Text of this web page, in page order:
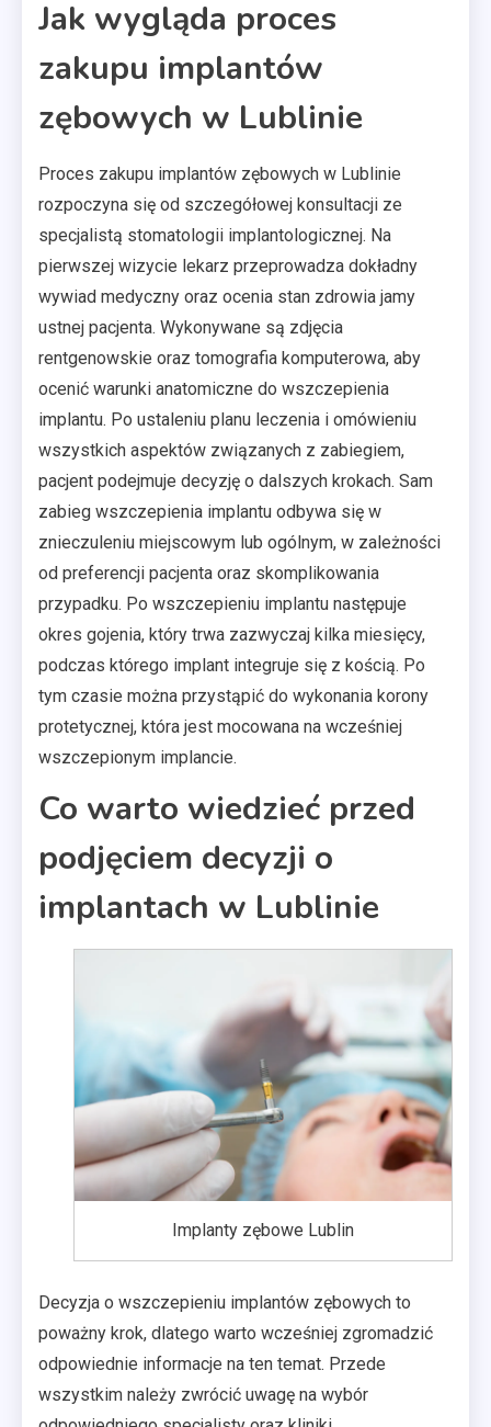
Jak wygląda proces
zakupu implantów
zębowych w Lublinie
Proces zakupu implantów zębowych w Lublinie
rozpoczyna się od szczegółowej konsultacji ze
specjalistą stomatologii implantologicznej. Na
pierwszej wizycie lekarz przeprowadza dokładny
wywiad medyczny oraz ocenia stan zdrowia jamy
ustnej pacjenta. Wykonywane są zdjęcia
rentgenowskie oraz tomografia komputerowa, aby
ocenić warunki anatomiczne do wszczepienia
implantu. Po ustaleniu planu leczenia i omówieniu
wszystkich aspektów związanych z zabiegiem,
pacjent podejmuje decyzję o dalszych krokach. Sam
zabieg wszczepienia implantu odbywa się w
znieczuleniu miejscowym lub ogólnym, w zależności
od preferencji pacjenta oraz skomplikowania
przypadku. Po wszczepieniu implantu następuje
okres gojenia, który trwa zazwyczaj kilka miesięcy,
podczas którego implant integruje się z kością. Po
tym czasie można przystąpić do wykonania korony
protetycznej, która jest mocowana na wcześniej
wszczepionym implancie.
Co warto wiedzieć przed
podjęciem decyzji o
implantach w Lublinie
Implanty zębowe Lublin
Decyzja o wszczepieniu implantów zębowych to
poważny krok, dlatego warto wcześniej zgromadzić
odpowiednie informacje na ten temat. Przede
wszystkim należy zwrócić uwagę na wybór